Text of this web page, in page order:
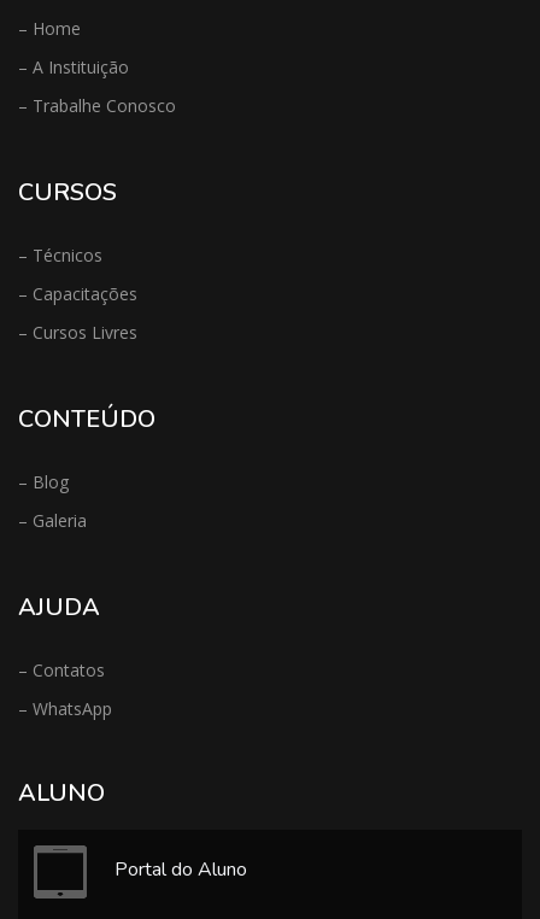
– Home
– A Instituição
– Trabalhe Conosco
CURSOS
– Técnicos
– Capacitações
– Cursos Livres
CONTEÚDO
– Blog
– Galeria
AJUDA
– Contatos
– WhatsApp
ALUNO
Portal do Aluno